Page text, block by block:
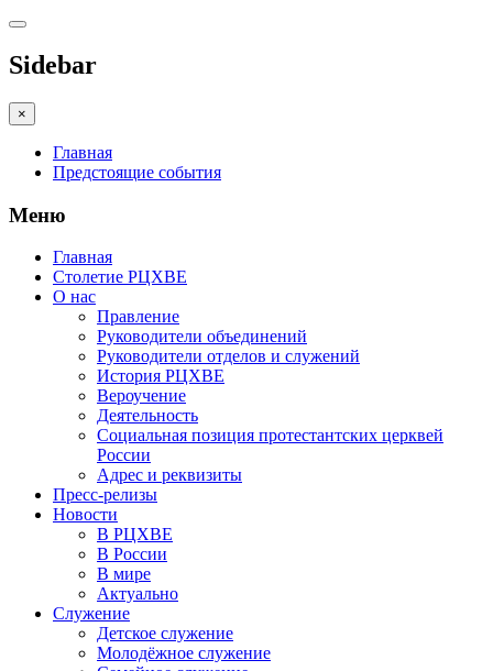
Sidebar
×
Главная
Предстоящие события
Меню
Главная
Столетие РЦХВЕ
О нас
Правление
Руководители объединений
Руководители отделов и служений
История РЦХВЕ
Вероучение
Деятельность
Социальная позиция протестантских церквей
России
Адрес и реквизиты
Пресс-релизы
Новости
В РЦХВЕ
В России
В мире
Актуально
Служение
Детское служение
Молодёжное служение